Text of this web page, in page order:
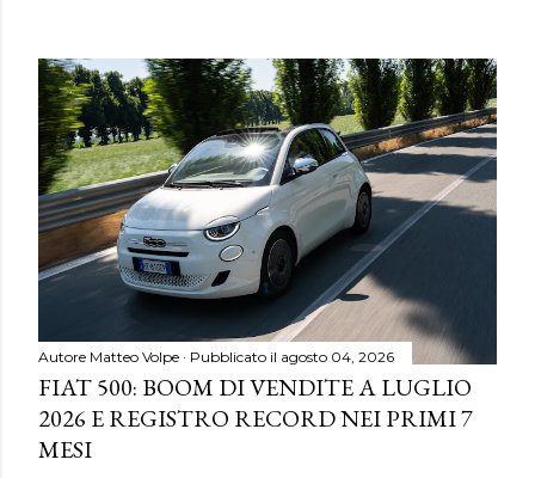
Autore Matteo Volpe Pubblicato il agosto 04, 2026
FIAT 500: BOOM DI VENDITE A LUGLIO
2026 E REGISTRO RECORD NEI PRIMI 7
MESI